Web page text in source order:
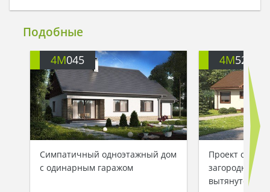
Подобные
4M045
Симпатичный одноэтажный дом
с одинарным гаражом
4M524G
Проект
загородного
вытянутой